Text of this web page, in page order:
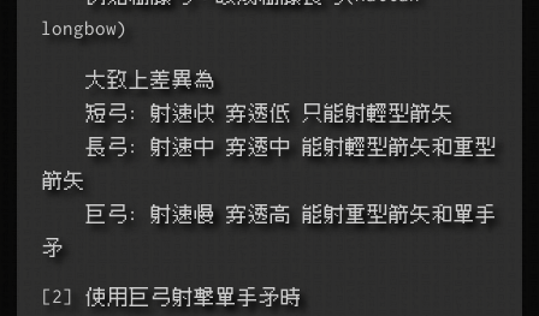
longbow)
    大致上差異為
    短弓: 射速快 穿透低 只能射輕型箭矢
箭矢
矛
[2] 使用巨弓射擊單手矛時